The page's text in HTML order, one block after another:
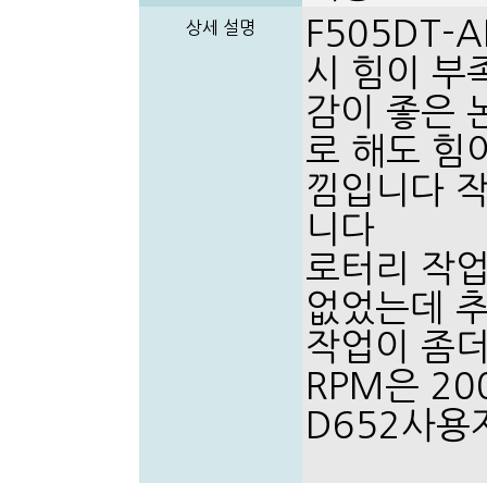
상세 설명
F505DT-
시 힘이 부
감이 좋은
로 해도 힘
낌입니다
니다
로터리 작
없었는데
작업이 좀
RPM은
D652사용